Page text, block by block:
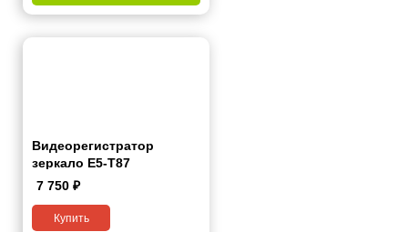
Видеорегистратор
зеркало E5-T87
7 750 ₽
Купить